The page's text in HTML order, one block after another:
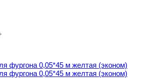
0,05*45 м желтая (эконом)